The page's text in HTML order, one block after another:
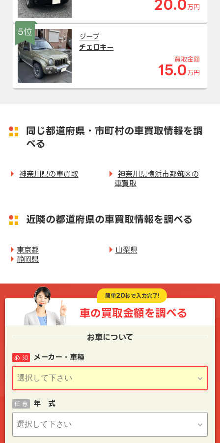
20.0 万円
5位
ジープ
チェロキー
買取金額
15.0 万円
同じ都道府県・市町村の車買取情報を調
べる
神奈川県の車買取
神奈川県横浜市都筑区の
車買取
近隣の都道府県の車買取情報を調べる
東京都
山梨県
静岡県
簡単20秒で入力完了!
車の買取金額を調べる
お車について
メーカー・車種
必 須
年 式
任 意